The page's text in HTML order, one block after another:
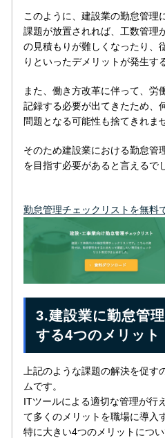
このように、建設業の勤怠管理
課題が放置されれば、工数管理
の見積もりが難しくなったり、
りといったデメリットが発生す
また、働き方改革に伴って、労
記録する必要が出てきたため、
問題となる可能性も捨てきれま
そのため建設業における勤怠管
を目指す必要があると言えるで
勤怠管理チェックリストを無料
3.建設業に勤怠管
する4つのメリット
上記のような課題の解決を促す
ムです。
ITツールによる適切な管理が行
て多くのメリットを職場に導入
特に大きい4つのメリットにつ